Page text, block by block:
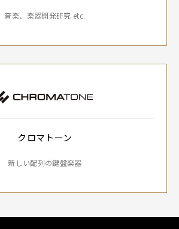
音楽、楽器開発研究 etc.
クロマトーン
新しい配列の鍵盤楽器